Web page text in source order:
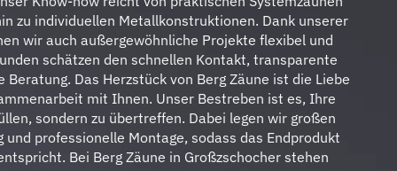
zu individuellen Metallkonstruktionen. Dank unserer
wir auch außergewöhnliche Projekte flexibel und
schätzen den schnellen Kontakt, transparente
Beratung. Das Herzstück von Berg Zäune ist die Liebe
mit Ihnen. Unser Bestreben ist es, Ihre
sondern zu übertreffen. Dabei legen wir großen
und professionelle Montage, sodass das Endprodukt
Bei Berg Zäune in Großzschocher stehen